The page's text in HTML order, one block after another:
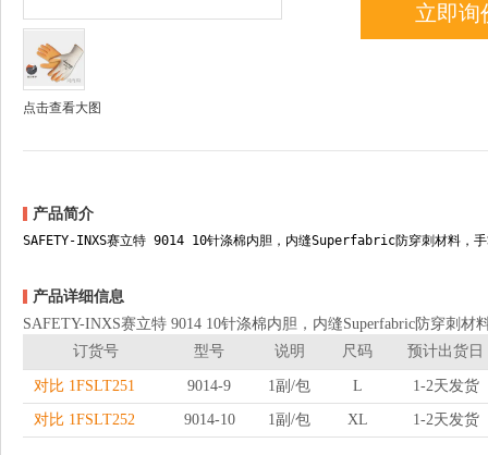
点击查看大图
立即询
产品简介
SAFETY-INXS赛立特 9014 10针涤棉内胆，内缝Superfabric防穿刺材料，手
产品详细信息
SAFETY-INXS赛立特 9014 10针涤棉内胆，内缝Superfabric防穿刺材
订货号
型号 说明 尺码 预计出货日
对比 1FSLT251 9014-9 1副/包 L 1-2天发货
对比 1FSLT252 9014-10 1副/包 XL 1-2天发货